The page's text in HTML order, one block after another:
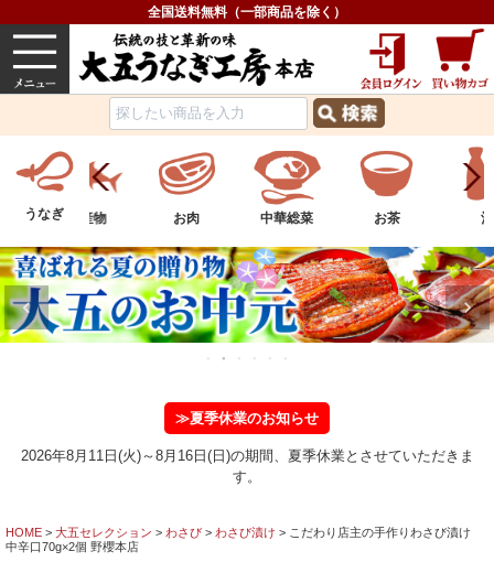
全国送料無料（一部商品を除く）
うなぎ 内祝い グルメ
うなぎ 水産物 お肉 中華総菜 お茶 酒
≫夏季休業のお知らせ
2026年8月11日(火)～8月16日(日)の期間、夏季休業とさせていただきま
す。
HOME 大五セレクション わさび わさび漬け
こだわり店主の手作りわさび漬け
中辛口70g×2個 野櫻本店